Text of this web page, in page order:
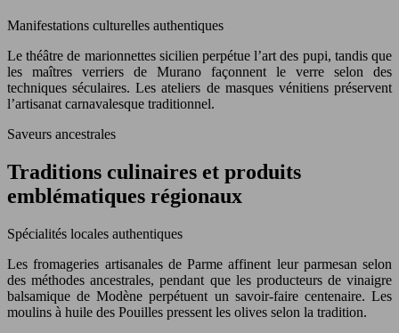
Manifestations culturelles authentiques
Le théâtre de marionnettes sicilien perpétue l’art des pupi, tandis que
les maîtres verriers de Murano façonnent le verre selon des
techniques séculaires. Les ateliers de masques vénitiens préservent
l’artisanat carnavalesque traditionnel.
Saveurs ancestrales
Traditions culinaires et produits
emblématiques régionaux
Spécialités locales authentiques
Les fromageries artisanales de Parme affinent leur parmesan selon
des méthodes ancestrales, pendant que les producteurs de vinaigre
balsamique de Modène perpétuent un savoir-faire centenaire. Les
moulins à huile des Pouilles pressent les olives selon la tradition.